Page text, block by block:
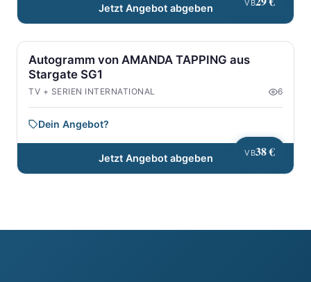
VB
Jetzt Angebot abgeben
VB38 €
Autogramm von AMANDA TAPPING aus
Stargate SG1
TV + SERIEN INTERNATIONAL 6
Dein Angebot?
Jetzt Angebot abgeben